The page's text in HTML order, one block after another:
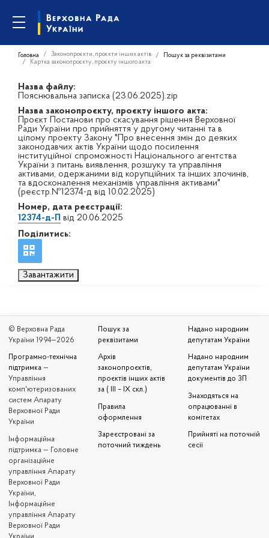
Головна Законопроєкти, проєкти інших актів
Пошук за реквізитами
Картка законопроєкту, проєкту іншого акта
Назва файлу:
Пояснювальна записка (23.06.2025).zip
Назва законопроєкту, проєкту іншого акта:
Проєкт Постанови про скасування рішення Верховної
Ради України про прийняття у другому читанні та в
цілому проекту Закону "Про внесення змін до деяких
законодавчих актів України щодо посилення
інституційної спроможності Національного агентства
України з питань виявлення, розшуку та управління
активами, одержаними від корупційних та інших злочинів,
та вдосконалення механізмів управління активами"
(реєстр.№12374-д від 10.02.2025)
Номер, дата реєстрації:
12374-д-П від 20.06.2025
Поділитись:
Завантажити
© Верховна Рада
України 1994—2026
Програмно-технічна
підтримка —
Управління
комп'ютеризованих
систем Апарату
Верховної Ради
України
Iнформаційна
підтримка — Головне
організаційне
управління Апарату
Верховної Ради
України,
Інформаційне
управління Апарату
Верховної Ради
України
Пошук за
реквізитами
Архів
законопроєктів,
проєктів інших актів
за ( III – IX скл.)
Правила
оформлення
Зареєстровані за
поточний тиждень
Надано народним
депутатам України
Надано народним
депутатам України
документів до ЗП
Знаходяться на
опрацюванні в
комітетах
Прийняті на поточній
сесії